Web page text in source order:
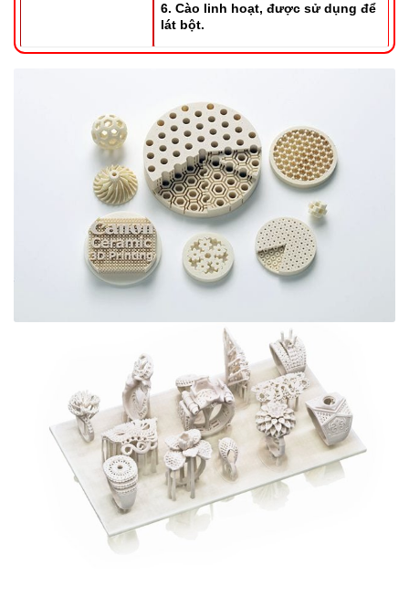
6. Cào linh hoạt, được sử dụng để
lát bột.